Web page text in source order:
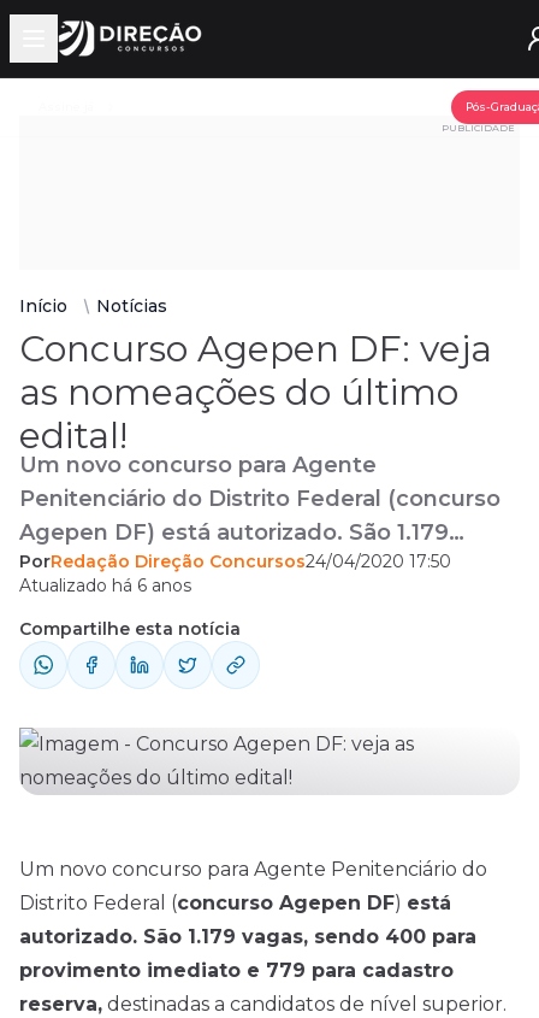
Open main menu
Pós-
PUBLICIDADE
Início Notícias
Concurso Agepen DF: veja
as nomeações do último
edital!
Um novo concurso para Agente
Penitenciário do Distrito Federal (concurso
Agepen DF) está autorizado. São 1.179
vagas, sendo 400 para provimento imediato
e 779 para cadastro reserva, destinadas a
candidatos de nível superior. Tendo como
base o último edital o número de
vagas ofertadas. O último concurso ...
PorRedação Direção Concursos24/04/2020 17:50
Atualizado há 6 anos
Compartilhe esta notícia
Um novo concurso para Agente Penitenciário do
Distrito Federal (concurso Agepen DF) está
autorizado. São 1.179 vagas, sendo 400 para
provimento imediato e 779 para cadastro
reserva, destinadas a candidatos de nível superior.